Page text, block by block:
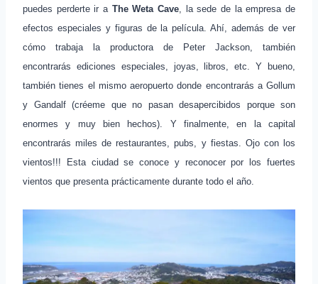
puedes perderte ir a The Weta Cave, la sede de la empresa de
efectos especiales y figuras de la película. Ahí, además de ver
cómo trabaja la productora de Peter Jackson, también
encontrarás ediciones especiales, joyas, libros, etc. Y bueno,
también tienes el mismo aeropuerto donde encontrarás a Gollum
y Gandalf (créeme que no pasan desapercibidos porque son
enormes y muy bien hechos). Y finalmente, en la capital
encontrarás miles de restaurantes, pubs, y fiestas. Ojo con los
vientos!!! Esta ciudad se conoce y reconocer por los fuertes
vientos que presenta prácticamente durante todo el año.